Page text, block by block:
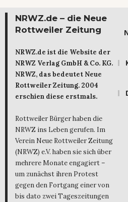
NRWZ.de – die Neue
Rottweiler Zeitung
NRWZ.de ist die Website der
NRWZ Verlag GmbH & Co. KG.
NRWZ, das bedeutet Neue
Rottweiler Zeitung. 2004
erschien diese erstmals.
Rottweiler Bürger haben die
NRWZ ins Leben gerufen. Im
Verein Neue Rottweiler Zeitung
(NRWZ) e.V. haben sie sich über
mehrere Monate engagiert –
um zunächst ihren Protest
gegen den Fortgang einer von
bis dato zwei Tageszeitungen